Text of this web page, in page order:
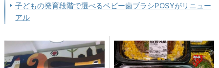
子どもの発育段階で選べるベビー歯ブラシPOSYがリニュー
アル